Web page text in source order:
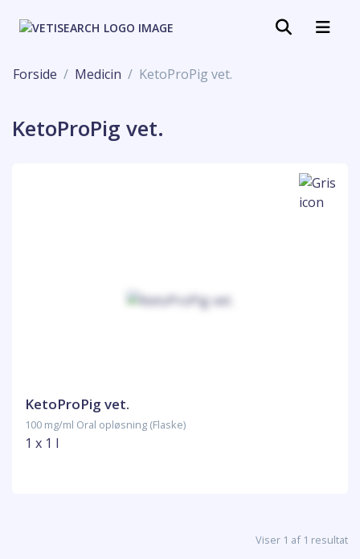
Forside Medicin KetoProPig vet.
KetoProPig vet.
KetoProPig vet.
100 mg/ml Oral opløsning (Flaske)
1 x 1 l
Viser 1 af 1 resultat